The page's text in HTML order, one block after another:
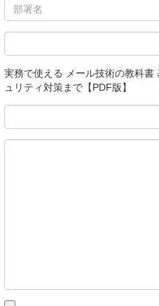
実務で使える メール技術の教科
ュリティ対策まで【PDF版】